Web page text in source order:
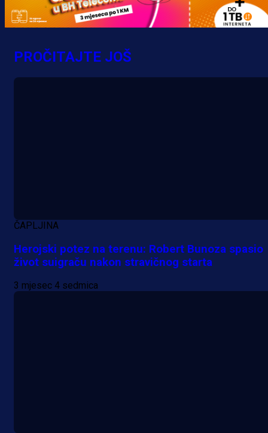
PROČITAJTE JOŠ
ČAPLJINA
Herojski potez na terenu: Robert Bunoza spasio
život suigraču nakon stravičnog starta
3 mjesec 4 sedmica